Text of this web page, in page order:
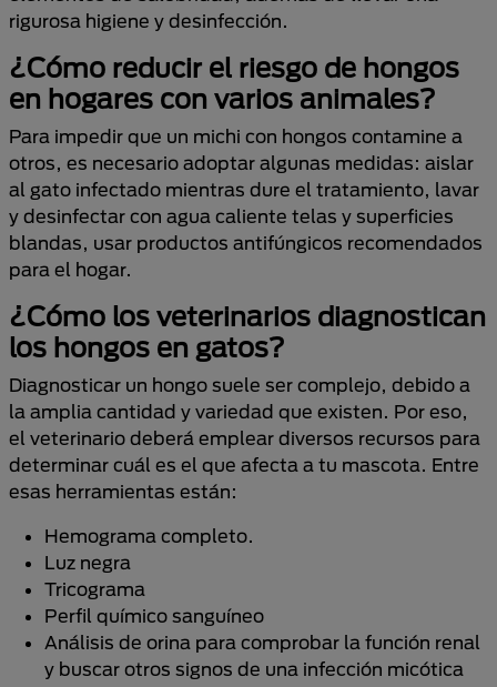
rigurosa higiene y desinfección.
¿Cómo reducir el riesgo de hongos
en hogares con varios animales?
Para impedir que un michi con hongos contamine a
otros, es necesario adoptar algunas medidas: aislar
al gato infectado mientras dure el tratamiento, lavar
y desinfectar con agua caliente telas y superficies
blandas, usar productos antifúngicos recomendados
para el hogar.
¿Cómo los veterinarios diagnostican
los hongos en gatos?
Diagnosticar un hongo suele ser complejo, debido a
la amplia cantidad y variedad que existen. Por eso,
el veterinario deberá emplear diversos recursos para
determinar cuál es el que afecta a tu mascota. Entre
esas herramientas están:
Hemograma completo.
Luz negra
Tricograma
Perfil químico sanguíneo
Análisis de orina para comprobar la función renal
y buscar otros signos de una infección micótica